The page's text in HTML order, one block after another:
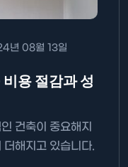
년 08월 13일
용 절감과 성
건축이 중요해지
해지고 있습니다.